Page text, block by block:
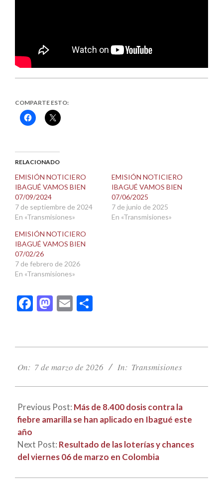
COMPARTE ESTO:
Haz
clic
(Se
abre
una
ventana
nueva)
Haz
clic
(Se
abre
una
ventana
nueva)
RELACIONADO
EMISIÓN NOTICIERO
IBAGUÉ VAMOS BIEN
07/09/2024
7 de septiembre de 2024
En «Transmisiones»
EMISIÓN NOTICIERO
IBAGUÉ VAMOS BIEN
07/06/2025
7 de junio de 2025
En «Transmisiones»
EMISIÓN NOTICIERO
IBAGUÉ VAMOS BIEN
07/02/26
7 de febrero de 2026
En «Transmisiones»
Facebook
Mastodon
Email
03-
On: 7 de marzo de 2026 In: Transmisiones
Previous Post: Más de 8.400 dosis contra la
fiebre amarilla se han aplicado en Ibagué este
año
Next Post: Resultado de las loterías y chances
del viernes 06 de marzo en Colombia